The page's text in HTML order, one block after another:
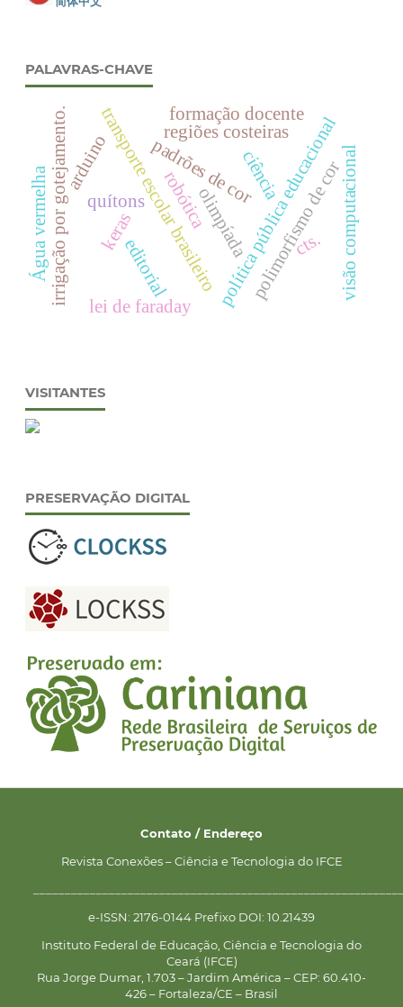
PALAVRAS-CHAVE
editorial
olimpíada
política pública educacional
transporte escolar brasileiro
padrões de corpolimorfismo de cor
quítons
regiões costeiras
robótica visão computacional
keras
formação docente
irrigação por gotejamento. cts.
Água vermelha
lei de faraday
ciência
arduino
VISITANTES
PRESERVAÇÃO DIGITAL
Contato / Endereço
Revista Conexões – Ciência e Tecnologia do IFCE
e-ISSN: 2176-0144 Prefixo DOI: 10.21439
Instituto Federal de Educação, Ciência e Tecnologia do
Ceará (IFCE)
Rua Jorge Dumar, 1.703 – Jardim América – CEP: 60.410-
426 – Fortaleza/CE – Brasil